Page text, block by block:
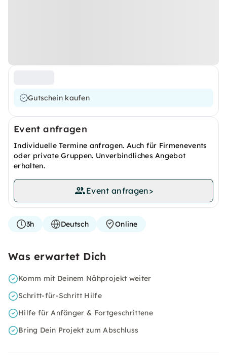
Gutschein kaufen
Event anfragen
Individuelle Termine anfragen. Auch für Firmenevents
oder private Gruppen. Unverbindliches Angebot
erhalten.
Event anfragen>
3h Deutsch Online
Was erwartet Dich
Komm mit Deinem Nähprojekt weiter
Schritt-für-Schritt Hilfe
Hilfe für Anfänger & Fortgeschrittene
Bring Dein Projekt zum Abschluss